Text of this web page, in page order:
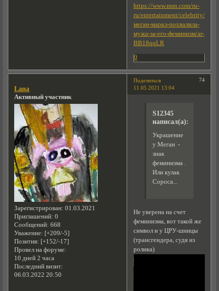
https://www.msn.com/ru-
ru/entertainment/celebrity/
меган-маркл-похвалила-
мужа-за-его-феминизм/ar-
BB18qqLR
0
Поделиться
74
11.05.2021 13:04
Lana
Активный участник
Зарегистрирован: 01.03.2021
Приглашений: 0
Сообщений: 668
Уважение: [+209/-5]
Позитив: [+152/-17]
Провел на форуме:
10 дней 2 часа
Последний визит:
06.03.2022 20:50
S12345
написал(а):
Украшение
у Меган -
знак
феминизма .
Или кулак
Сороса...
Не уверена на счет
феминизма, вот такой же
символ и у ЦРУ-шницы
(трансгендера, судя из
ролика)